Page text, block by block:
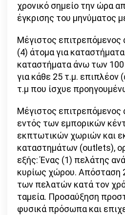
χρονικό σημείο την ώρα
έγκρισης του μηνύματος
Μέγιστος επιτρεπόμενος
(4) άτομα για
καταστήματα άνω των 100
για κάθε 25 τ.μ. επιπλέον
τ.μ που ίσχυε
Μέγιστος επιτρεπόμενος
εντός των εμπορικών
εκπτωτικών χωριών και
καταστημάτων (outlets),
εξής: Ένας (1) πελάτης
κυρίως χώρου. Απόσταση
των πελατών κατά τον
ταμεία. Προσαύξηση
φυσικά πρόσωπα και